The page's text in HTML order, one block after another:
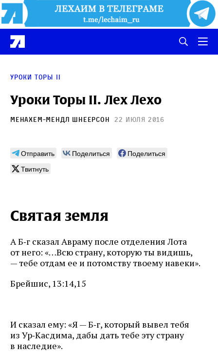
Уроки Торы II
Уроки Торы II. Лех Лехо
Менахем-Мендл Шнеерсон 22 июля 2016
Отправить Поделиться
Поделиться
Твитнуть
Святая земля
А Б‑г сказал Авраму после отделения Лота
от него: «…Всю страну, которую ты видишь,
— тебе отдам ее и потомству твоему навеки».
Брейшис, 13:14,15
И сказал ему: «Я — Б‑г, который вывел тебя
из Ур‑Касдима, дабы дать тебе эту страну
в наследие».